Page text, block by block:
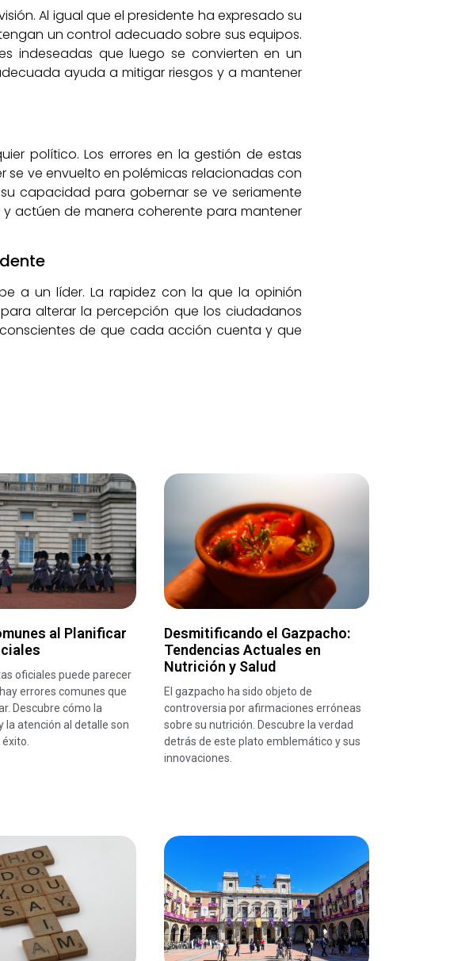
Al igual que el presidente ha expresado su
un control adecuado sobre sus equipos.
indeseadas que luego se convierten en un
ayuda a mitigar riesgos y a mantener
político. Los errores en la gestión de estas
ve envuelto en polémicas relacionadas con
capacidad para gobernar se ve seriamente
actúen de manera coherente para mantener
a un líder. La rapidez con la que la opinión
alterar la percepción que los ciudadanos
de que cada acción cuenta y que
al Planificar
oficiales puede parecer
errores comunes que
Descubre cómo la
la atención al detalle son
Desmitificando el Gazpacho:
Tendencias Actuales en
Nutrición y Salud
El gazpacho ha sido objeto de
controversia por afirmaciones erróneas
sobre su nutrición. Descubre la verdad
detrás de este plato emblemático y sus
innovaciones.